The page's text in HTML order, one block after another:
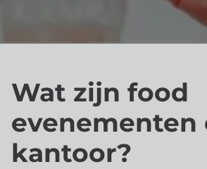
Wat zijn food
evenementen
kantoor?